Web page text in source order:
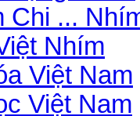
Chi ...
Nhím
Việt Nam
Việt Nam